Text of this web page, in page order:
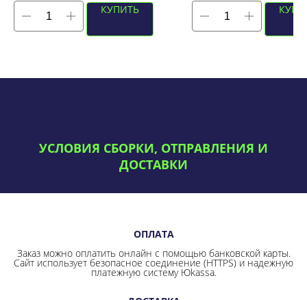
КУПИТЬ
УСЛОВИЯ СБОРКИ, ОТПРАВЛЕНИЯ И
ДОСТАВКИ
ОПЛАТА
Заказ можно оплатить онлайн с помощью банковской карты.
Сайт использует безопасное соединение (HTTPS) и надежную
платежную систему Юkassa.